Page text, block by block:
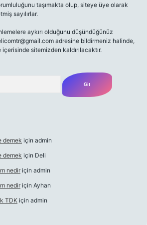
taşımakta olup, siteye üye olarak
sayılırlar.
aykırı olduğunu düşündüğünüz
adresine bildirmeniz halinde,
sitemizden kaldırılacaktır.
demek için admin
demek için Deli
nedir için admin
nedir için Ayhan
TDK için admin